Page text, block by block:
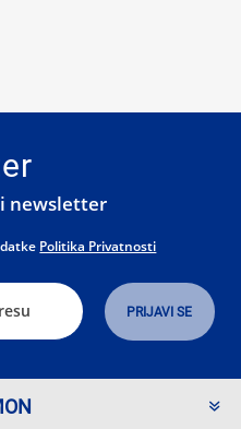
newsletter
Politika Privatnosti